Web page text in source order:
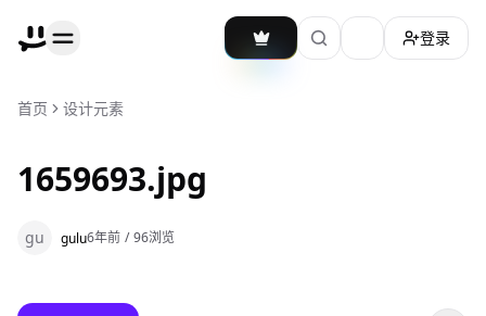
加载主题切换
登录
首页 设计元素
1659693.jpg
gu gulu6年前 / 96浏览